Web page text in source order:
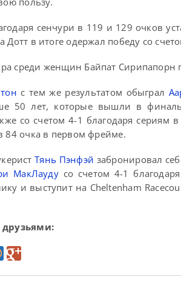
сенчури в 119 и 129 очков
Дотт в итоге одержал победу со
среди женщин Байпат Сирипапорн
с тем же результатом обыграл
50 лет, которые вышли в
со счетом 4-1 благодаря сериям
84 очка в первом фрейме.
Тянь Пэнфэй забронировал
МакЛаудусо счетом 4-1
и выступит на Cheltenham
друзьями: